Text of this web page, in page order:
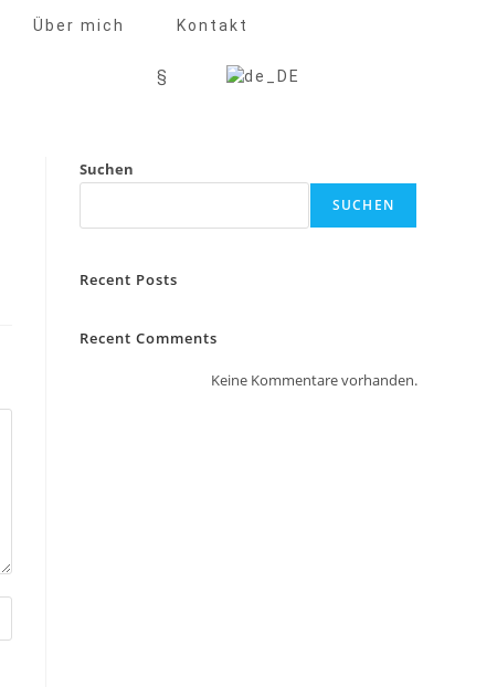
Über mich Kontakt
§
Suchen
SUCHEN
Recent Posts
Recent Comments
Keine Kommentare vorhanden.